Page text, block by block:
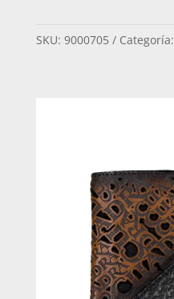
B3033TI
SKU: 9000705 Categoría: